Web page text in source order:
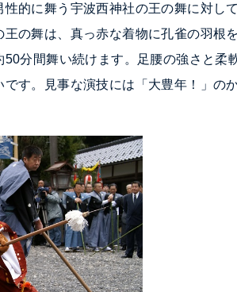
性的に舞う宇波西神社の王の舞に対し
の舞は、真っ赤な着物に孔雀の羽根
分間舞い続けます。足腰の強さと柔
す。見事な演技には「大豊年！」の